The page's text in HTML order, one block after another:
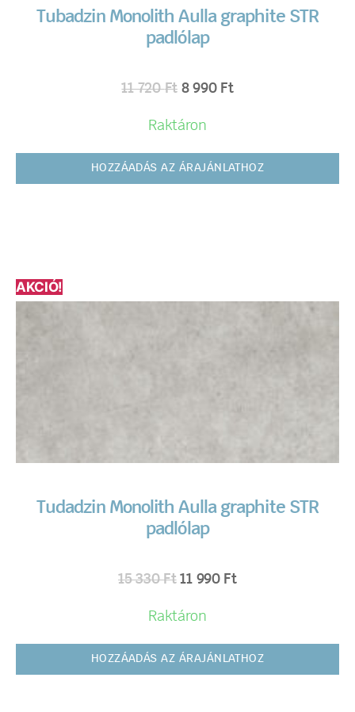
Tubadzin Monolith Aulla graphite STR
padlólap
11 720Ft 8 990 Ft
Raktáron
HOZZÁADÁS AZ ÁRAJÁNLATHOZ
AKCIÓ!
Tudadzin Monolith Aulla graphite STR
padlólap
15 330Ft 11 990 Ft
Raktáron
HOZZÁADÁS AZ ÁRAJÁNLATHOZ